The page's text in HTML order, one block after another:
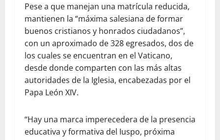
Pese a que manejan una matrícula reducida,
mantienen la “máxima salesiana de formar
buenos cristianos y honrados ciudadanos”,
con un aproximado de 328 egresados, dos de
los cuales se encuentran en el Vaticano,
desde donde comparten con las más altas
autoridades de la Iglesia, encabezadas por el
Papa León XIV.
“Hay una marca imperecedera de la presencia
educativa y formativa del Iuspo, próxima